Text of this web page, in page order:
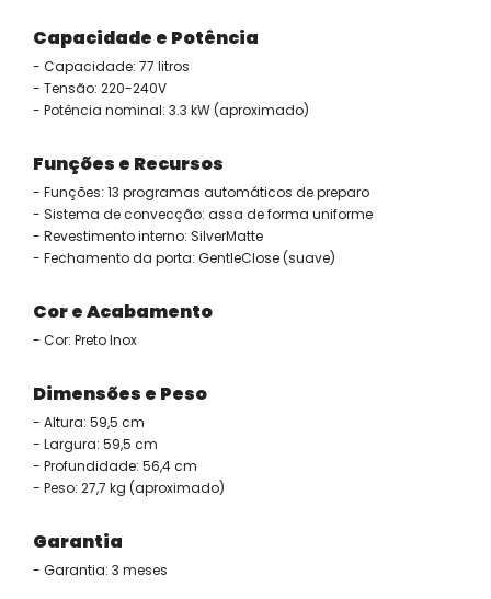
Capacidade e Potência
- Capacidade: 77 litros
- Tensão: 220-240V
- Potência nominal: 3.3 kW (aproximado)
Funções e Recursos
- Funções: 13 programas automáticos de preparo
- Sistema de convecção: assa de forma uniforme
- Revestimento interno: SilverMatte
- Fechamento da porta: GentleClose (suave)
Cor e Acabamento
- Cor: Preto Inox
Dimensões e Peso
- Altura: 59,5 cm
- Largura: 59,5 cm
- Profundidade: 56,4 cm
- Peso: 27,7 kg (aproximado)
Garantia
- Garantia: 3 meses